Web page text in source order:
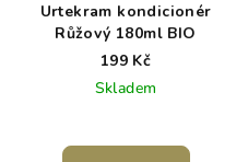
Urtekram kondicionér
Růžový 180ml BIO
199 Kč
Skladem